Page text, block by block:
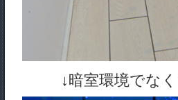
↓暗室環境でな